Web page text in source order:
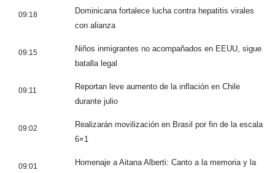
09:18
Dominicana fortalece lucha contra hepatitis virales
con alianza
09:15
Niños inmigrantes no acompañados en EEUU, sigue
batalla legal
09:11
Reportan leve aumento de la inflación en Chile
durante julio
09:02
Realizarán movilización en Brasil por fin de la escala
6×1
09:01
Homenaje a Aitana Alberti: Canto a la memoria y la